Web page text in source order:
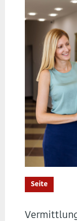
Seite